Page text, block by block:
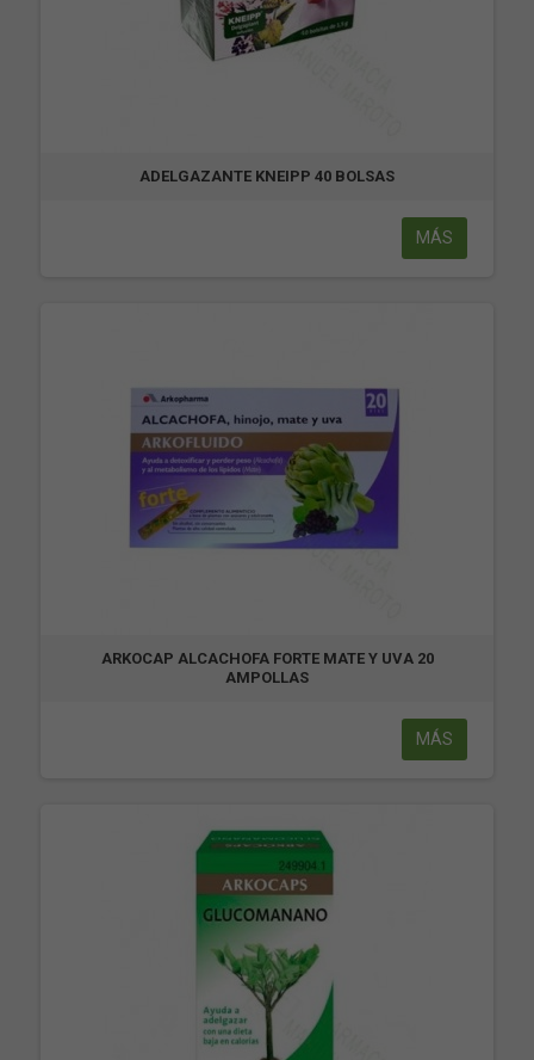
ADELGAZANTE KNEIPP 40 BOLSAS
MÁS
ARKOCAP ALCACHOFA FORTE MATE Y UVA 20
AMPOLLAS
MÁS